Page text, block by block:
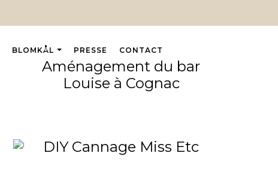
BLOMKÅL PRESSE CONTACT
Aménagement du bar
Louise à Cognac
DIY Cannage Miss Etc